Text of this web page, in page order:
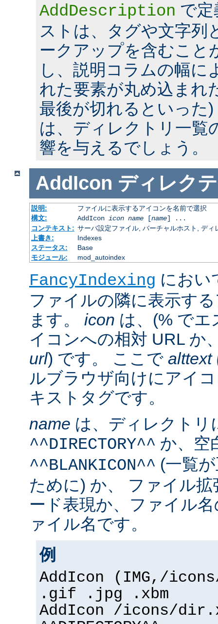
AddDescription で
ストは、タグや文字列
ークアップを含むこと
し、説明コラムの幅に
れた要素が丸め込まれ
最後が切れるといった
は、ディレクトリ一覧
響を与えるでしょう。
AddIcon ディレク
説明:
ファイルに表示するアイコンを名前で選択
構文:
AddIcon icon name[name] ...
コンテキスト: サーバ設定ファイル, バーチャルホスト, ディ
上書き:
Indexes
ステータス:
Base
モジュール:
mod_autoindex
FancyIndexing にお
ファイルの隣に表示す
ます。 icon は、(% でエ
イコンへの相対 URL か
url) です。 ここで alttext
ルブラウザ向けにアイ
キストタグです。
name は、ディレクトリ
^^DIRECTORY^^ か、空
^^BLANKICON^^ (一覧
ために) か、 ファイル
ード表現か、ファイル
ァイル名です。
例
AddIcon (IMG,/
.gif .jpg .xbm
AddIcon /icons/